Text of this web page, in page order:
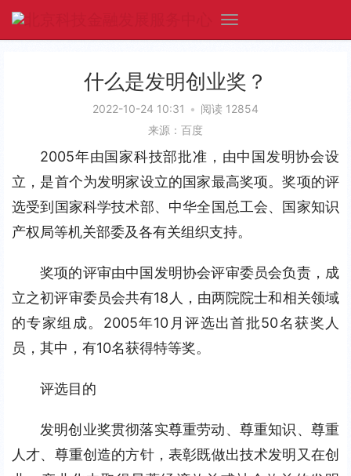
什么是发明创业奖？
2022-10-24 10:31 • 阅读 12854
来源：百度
2005年由国家科技部批准，由中国发明协会设
立，是首个为发明家设立的国家最高奖项。奖项的评
选受到国家科学技术部、中华全国总工会、国家知识
产权局等机关部委及各有关组织支持。
奖项的评审由中国发明协会评审委员会负责，成
立之初评审委员会共有18人，由两院院士和相关领域
的专家组成。2005年10月评选出首批50名获奖人
员，其中，有10名获得特等奖。
评选目的
发明创业奖贯彻落实尊重劳动、尊重知识、尊重
人才、尊重创造的方针，表彰既做出技术发明又在创